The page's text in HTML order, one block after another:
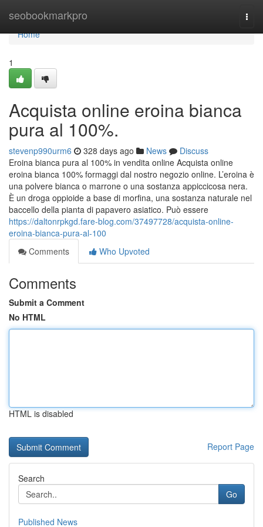
seobookmarkpro
Home
Home
1
Acquista online eroina bianca
pura al 100%.
stevenp990urm6 328 days ago News
Discuss
Eroina bianca pura al 100% in vendita online Acquista online
eroina bianca 100% formaggi dal nostro negozio online. L’eroina è
una polvere bianca o marrone o una sostanza appiccicosa nera.
È un droga oppioide a base di morfina, una sostanza naturale nel
baccello della pianta di papavero asiatico. Può essere
https://daltonrpkgd.fare-blog.com/37497728/acquista-online-
eroina-bianca-pura-al-100
Comments
Who Upvoted
Comments
Submit a Comment
No HTML
HTML is disabled
Report Page
Search
Go
Published News